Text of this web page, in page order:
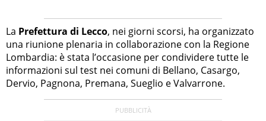
La Prefettura di Lecco, nei giorni scorsi, ha organizzato
una riunione plenaria in collaborazione con la Regione
Lombardia: è stata l’occasione per condividere tutte le
informazioni sul test nei comuni di Bellano, Casargo,
Dervio, Pagnona, Premana, Sueglio e Valvarrone.